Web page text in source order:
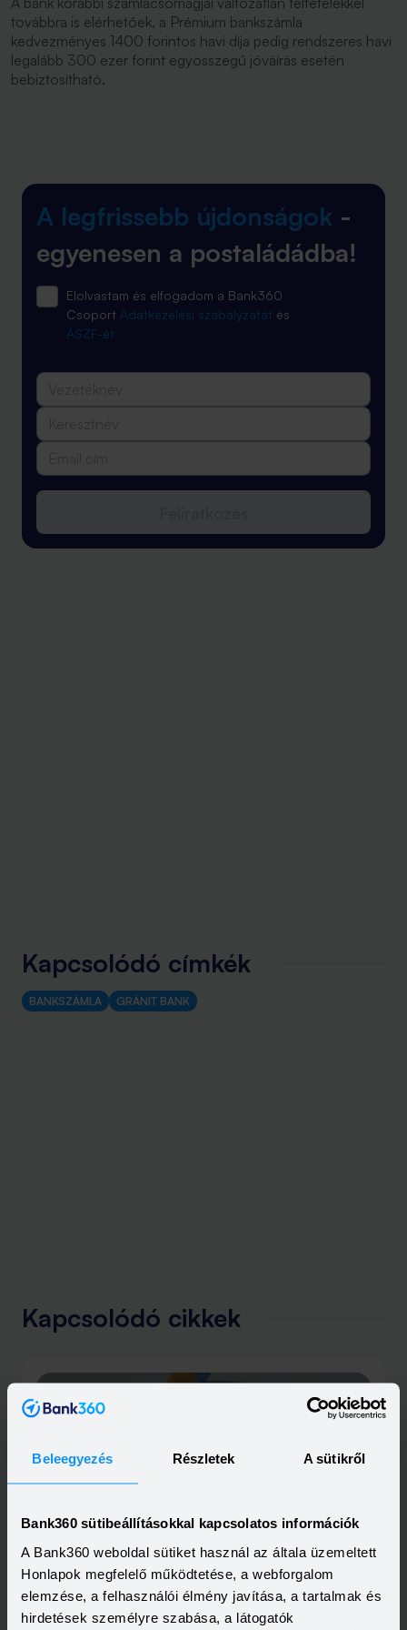
Beleegyezés Részletek A sütikről
Bank360 sütibeállításokkal kapcsolatos információk
A Bank360 weboldal sütiket használ az általa üzemeltett
Honlapok megfelelő működtetése, a webforgalom
elemzése, a felhasználói élmény javítása, a tartalmak és
hirdetések személyre szabása, a látogatók
továbbra is elérhetőek, a Prémium bankszámla
kedvezményes 1400 forintos havi díja pedig rendszeres havi
legalább 300 ezer forint egyösszegű jóváírás esetén
bebiztosítható.
A legfrissebb újdonságok -
egyenesen a postaládádba!
Elolvastam és elfogadom a Bank360
Csoport Adatkezelési szabályzatát és
ÁSZF-ét
Kapcsolódó címkék
BANKSZÁMLA GRÁNIT BANK
Kapcsolódó cikkek
2025-12-02
Egyszerű és biztonságos megtakarítás: ilyen
bankbetétek vannak most a piacon
A szerencsésebb munkavállalók hamarosan megkapják
az év végi bónuszukat, amely biztosan jól jön az
ünnepek előtt. Ha azonban nem szeretnénk azonnal
elkölteni, érdemes lehet már most azon gondolkodni,
Elolvasom